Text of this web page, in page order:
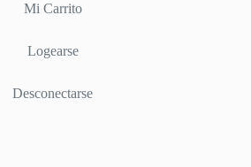
Mi Carrito
Logearse
Desconectarse